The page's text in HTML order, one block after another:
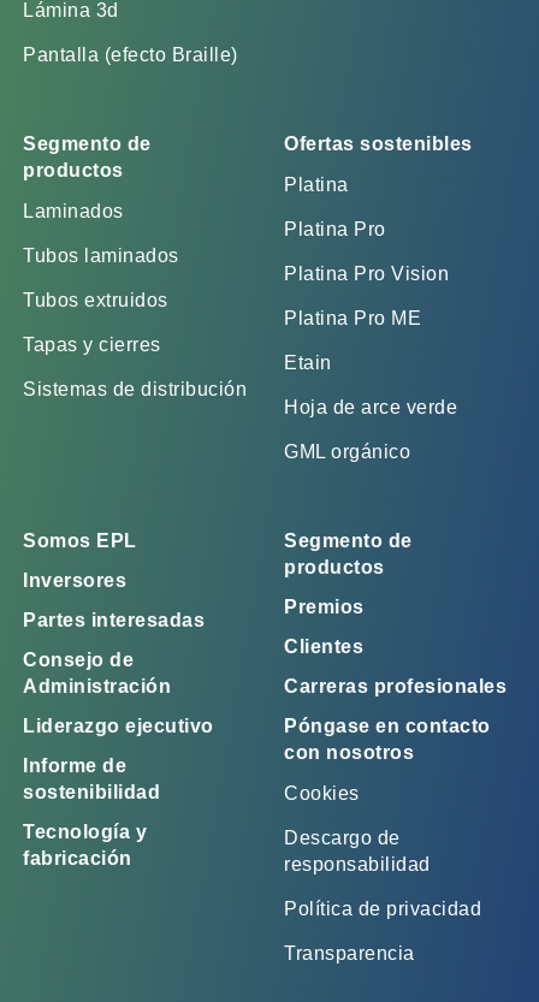
Lámina 3d
Pantalla (efecto Braille)
Segmento de
productos
Laminados
Tubos laminados
Tubos extruidos
Tapas y cierres
Sistemas de distribución
Ofertas sostenibles
Platina
Platina Pro
Platina Pro Vision
Platina Pro ME
Etain
Hoja de arce verde
GML orgánico
Somos EPL
Inversores
Partes interesadas
Consejo de
Administración
Liderazgo ejecutivo
Informe de
sostenibilidad
Tecnología y
fabricación
Segmento de
productos
Premios
Clientes
Carreras profesionales
Póngase en contacto
con nosotros
Cookies
Descargo de
responsabilidad
Política de privacidad
Transparencia